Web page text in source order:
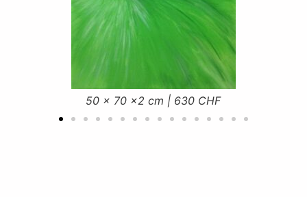
3er Serie | 390 CHF